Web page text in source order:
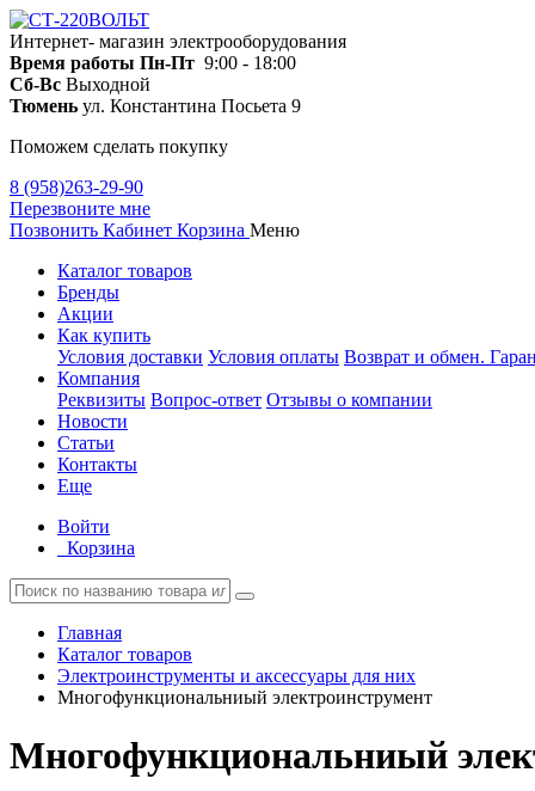
Интернет- магазин электрооборудования
Время работы Пн-Пт 9:00 - 18:00
Сб-Вс Выходной
Тюмень ул. Константина Посьета 9
Поможем сделать покупку
8 (958)263-29-90
Перезвоните мне
Позвонить Кабинет Корзина Меню
Каталог товаров
Бренды
Акции
Как купить
Условия доставки Условия оплаты Возврат и обмен.
Компания
Реквизиты Вопрос-ответ Отзывы о компании
Новости
Статьи
Контакты
Еще
Войти
Корзина
Главная
Каталог товаров
Электроинструменты и аксессуары для них
Многофункциональниый электроинструмент
Многофункциональниый